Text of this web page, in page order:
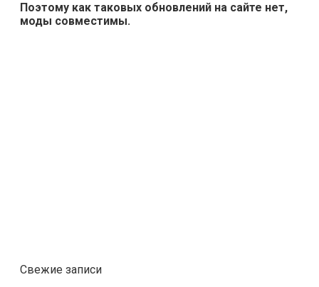
Поэтому как таковых обновлений на сайте нет,
моды совместимы.
Свежие записи